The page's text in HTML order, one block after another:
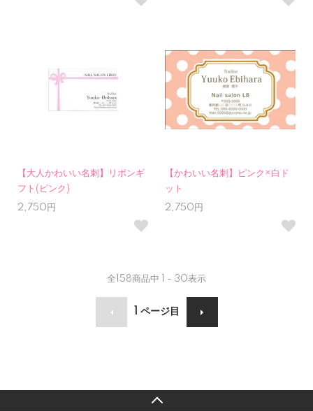
【大人かわいい名刺】リボンギ
フト(ピンク)
2,750円
【かわいい名刺】ピンク×白ド
ット
2,750円
全 158商品中 1 - 30表示
ページ目